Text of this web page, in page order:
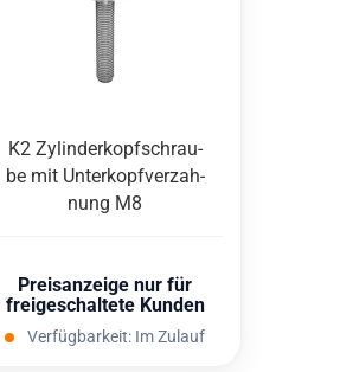
K2 Zy­lin­der­kopf­schrau­
be mit Un­ter­kopf­ver­zah­
nung M8
Preisanzeige nur für
freigeschaltete Kunden
Verfügbarkeit: Im Zulauf